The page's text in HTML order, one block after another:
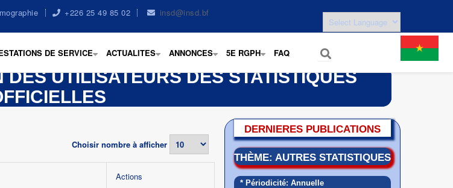
+226 25 49 85 02 insd@insd.bf
+
DE SERVICE
+
ACTUALITES
+
ANNONCES
+
5E RGPH FAQ
UTILISATEURS DES STATISTIQUES
Choisir nombre à afficher
Actions
DERNIERES PUBLICATIONS
THÈME: AUTRES STATISTIQUES
* Périodicité: Annuelle